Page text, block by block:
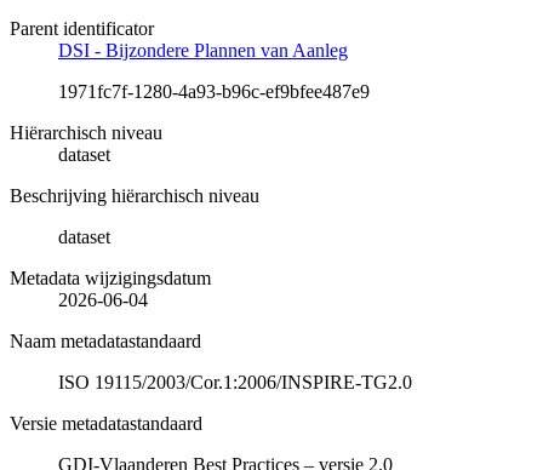
Parent identificator
DSI - Bijzondere Plannen van Aanleg
1971fc7f-1280-4a93-b96c-ef9bfee487e9
Hiërarchisch niveau
dataset
Beschrijving hiërarchisch niveau
dataset
Metadata wijzigingsdatum
2026-06-04
Naam metadatastandaard
ISO 19115/2003/Cor.1:2006/INSPIRE-TG2.0
Versie metadatastandaard
GDI-Vlaanderen Best Practices – versie 2.0